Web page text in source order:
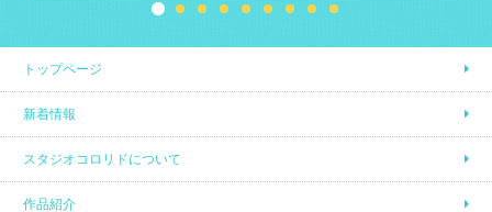
トップページ
新着情報
スタジオコロリドについて
作品紹介